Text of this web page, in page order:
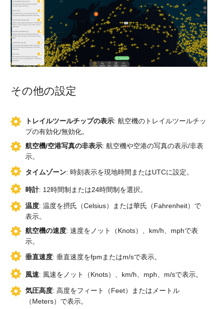
その他の設定
トレイルツールチップの表示: 航空機のトレイルツールチッ
プの有効化/無効化。
航空機/空港写真の非表示: 航空機や空港の写真の表示/非表
示。
タイムゾーン: 時刻表示を現地時間またはUTCに設定。
時計: 12時間制または24時間制を選択。
温度: 温度を摂氏（Celsius）または華氏（Fahrenheit）で
表示。
航空機の速度: 速度をノット（Knots）、km/h、mphで表
示。
垂直速度: 垂直速度をfpmまたはm/sで表示。
風速: 風速をノット（Knots）、km/h、mph、m/sで表示。
気圧高度: 高度をフィート（Feet）またはメートル
（Meters）で表示。